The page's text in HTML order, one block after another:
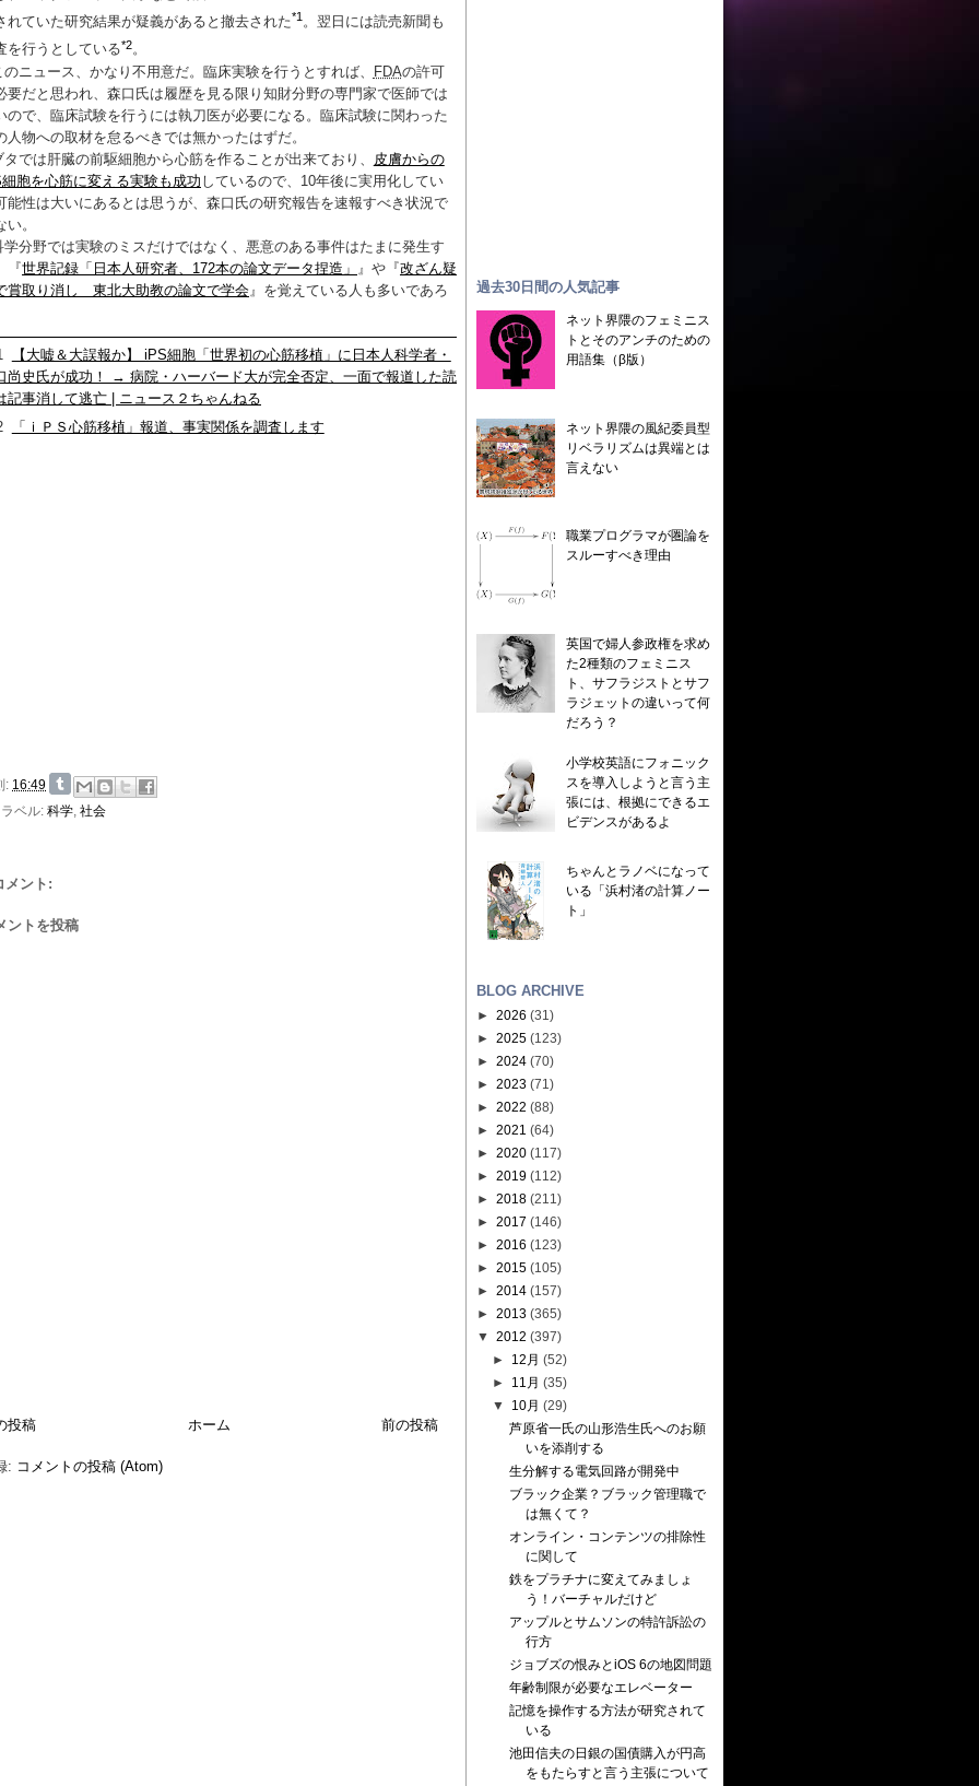
れていた研究結果が疑義があると撤去された*1 。翌日には読売新聞も
を行うとしている*2。
のニュース、かなり不用意だ。臨床実験を行うとすれば、 FDAの許可
要だと思われ、森口氏は履歴を見る限り知財分野の専門家で医師では
ので、臨床試験を行うには執刀医が必要になる。臨床試験に関わった
人物への取材を怠るべきでは無かったはずだ。
タでは肝臓の前駆細胞から心筋を作ることが出来ており、
皮膚からの
胞を心筋に変える実験も成功 しているので、10年後に実用化してい
能性は大いにあるとは思うが、森口氏の研究報告を速報すべき状況で
い。
学分野では実験のミスだけではなく、悪意のある事件はたまに発生す
『世界記録「日本人研究者、172本の論文データ捏造」 』や『改ざん疑
賞取り消し 東北大助教の論文で学会 』を覚えている人も多いであろ
【大嘘＆大誤報か】 iPS細胞「世界初の心筋移植」に日本人科学者・
尚史氏が成功！ → 病院・ハーバード大が完全否定、一面で報道した読
記事消して逃亡 | ニュース２ちゃんねる
「ｉＰＳ心筋移植」報道、事実関係を調査します
: 16:49
ラベル: 科学, 社会
メント:
ントを投稿
投稿 ホーム 前の投稿
: コメントの投稿 (Atom)
過去30日間の人気記事
ネット界隈のフェミニス
トとそのアンチのための
用語集（β版）
ネット界隈の風紀委員型
リベラリズムは異端とは
言えない
職業プログラマが圏論を
スルーすべき理由
英国で婦人参政権を求め
た2種類のフェミニス
ト、サフラジストとサフ
ラジェットの違いって何
だろう？
小学校英語にフォニック
スを導入しようと言う主
張には、根拠にできるエ
ビデンスがあるよ
ちゃんとラノベになって
いる「浜村渚の計算ノー
ト」
BLOG ARCHIVE
► 2026 (31)
► 2025 (123)
► 2024 (70)
► 2023 (71)
► 2022 (88)
► 2021 (64)
► 2020 (117)
► 2019 (112)
► 2018 (211)
► 2017 (146)
► 2016 (123)
► 2015 (105)
► 2014 (157)
► 2013 (365)
▼ 2012 (397)
► 12月 (52)
► 11月 (35)
▼
10月 (29)
芦原省一氏の山形浩生氏へのお願
いを添削する
生分解する電気回路が開発中
ブラック企業？ブラック管理職で
は無くて？
オンライン・コンテンツの排除性
に関して
鉄をプラチナに変えてみましょ
う！バーチャルだけど
アップルとサムソンの特許訴訟の
行方
ジョブズの恨みとiOS 6の地図問題
年齢制限が必要なエレベーター
記憶を操作する方法が研究されて
いる
池田信夫の日銀の国債購入が円高
をもたらすと言う主張について